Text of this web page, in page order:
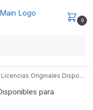
0
key in the email within
Originales Disponibles para software